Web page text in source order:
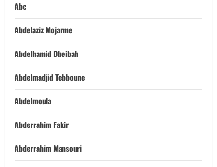
Abc
Abdelaziz Mojarme
Abdelhamid Dbeibah
Abdelmadjid Tebboune
Abdelmoula
Abderrahim Fakir
Abderrahim Mansouri